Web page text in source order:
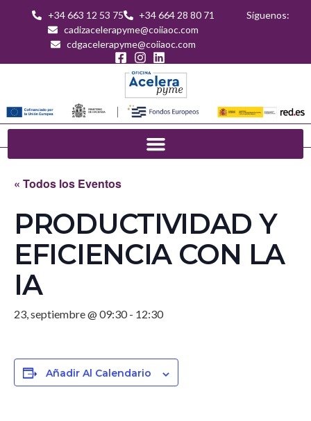
+34 663 12 53 75
+34 664 28 80 71
cadizacelerapyme@coiiaoc.com
cdgacelerapyme@coiiaoc.com
Síguenos:
« Todos los Eventos
PRODUCTIVIDAD Y
EFICIENCIA CON LA
IA
23, septiembre @ 09:30- 12:30
Añadir Al Calendario